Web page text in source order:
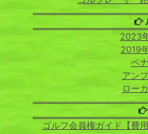
2023
2019
ペ
アン
ロー
ゴルフ会員権ガイド【費